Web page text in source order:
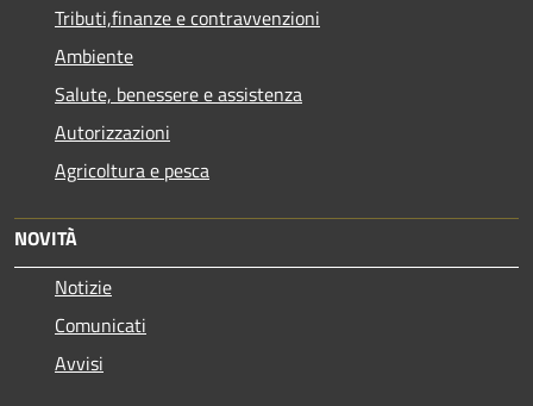
Tributi,finanze e contravvenzioni
Ambiente
Salute, benessere e assistenza
Autorizzazioni
Agricoltura e pesca
NOVITÀ
Notizie
Comunicati
Avvisi